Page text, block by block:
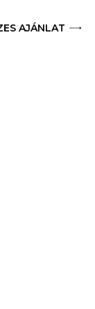
AJÁNLAT